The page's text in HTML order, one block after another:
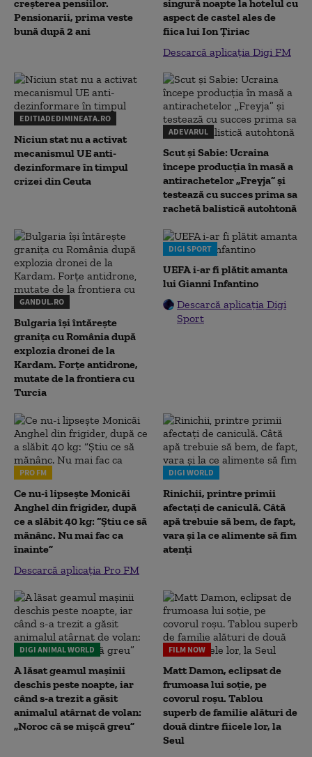
creșterea pensiilor.
Pensionarii, prima veste
bună după 2 ani
singură noapte la hotelul cu
aspect de castel ales de
fiica lui Ion Țiriac
Descarcă aplicația Digi FM
EDITIADEDIMINEATA.RO
Niciun stat nu a activat
mecanismul UE anti-
dezinformare în timpul
crizei din Ceuta
ADEVARUL
Scut și Sabie: Ucraina
începe producția în masă a
antirachetelor „Freyja” și
testează cu succes prima sa
rachetă balistică autohtonă
GANDUL.RO
Bulgaria își întărește
granița cu România după
explozia dronei de la
Kardam. Forțe antidrone,
mutate de la frontiera cu
Turcia
DIGI SPORT
UEFA i-ar fi plătit amanta
lui Gianni Infantino
Descarcă aplicația Digi
Sport
PRO FM
Ce nu-i lipsește Monicăi
Anghel din frigider, după
ce a slăbit 40 kg: “Știu ce să
mănânc. Nu mai fac ca
înainte”
Descarcă aplicația Pro FM
DIGI WORLD
Rinichii, printre primii
afectați de caniculă. Câtă
apă trebuie să bem, de fapt,
vara și la ce alimente să fim
atenți
DIGI ANIMAL WORLD
A lăsat geamul mașinii
deschis peste noapte, iar
când s-a trezit a găsit
animalul atârnat de volan:
„Noroc că se mișcă greu”
FILM NOW
Matt Damon, eclipsat de
frumoasa lui soție, pe
covorul roșu. Tablou
superb de familie alături de
două dintre fiicele lor, la
Seul